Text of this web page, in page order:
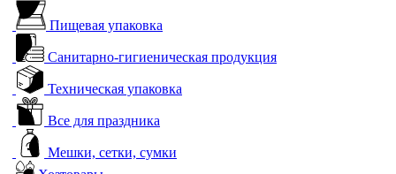
Пищевая упаковка
Санитарно-гигиеническая продукция
Техническая упаковка
Все для праздника
Мешки, сетки, сумки